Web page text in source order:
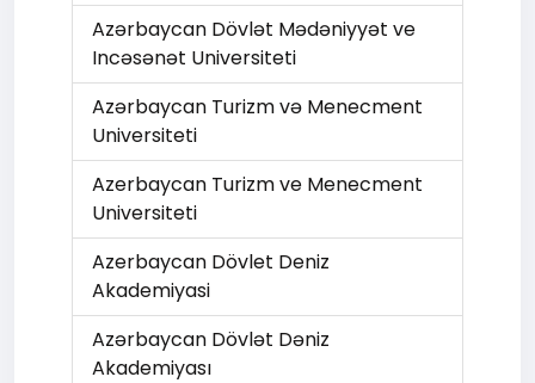
Azərbaycan Dövlət Mədəniyyət ve
Incəsənət Universiteti
Azərbaycan Turizm və Menecment
Universiteti
Azerbaycan Turizm ve Menecment
Universiteti
Azerbaycan Dövlet Deniz
Akademiyasi
Azərbaycan Dövlət Dəniz
Akademiyası